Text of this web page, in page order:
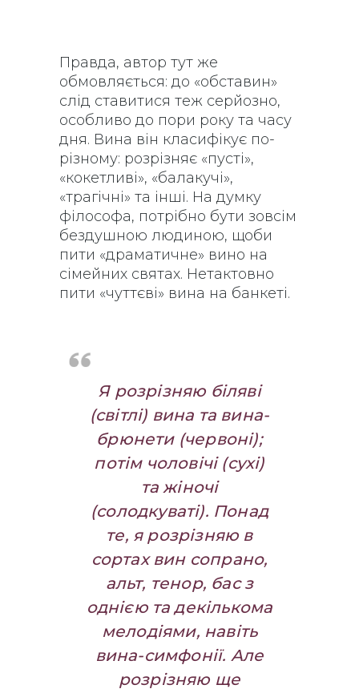
Правда, автор тут же
обмовляється: до «обставин»
слід ставитися теж серйозно,
особливо до пори року та часу
дня. Вина він класифікує по-
різному: розрізняє «пусті»,
«кокетливі», «балакучі»,
«трагічні» та інші. На думку
філософа, потрібно бути зовсім
бездушною людиною, щоби
пити «драматичне» вино на
сімейних святах. Нетактовно
пити «чуттєві» вина на банкеті.
Я розрізняю біляві
(світлі) вина та вина-
брюнети (червоні);
потім чоловічі (сухі)
та жіночі
(солодкуваті). Понад
те, я розрізняю в
сортах вин сопрано,
альт, тенор, бас з
однією та декількома
мелодіями, навіть
вина-симфонії. Але
розрізняю ще